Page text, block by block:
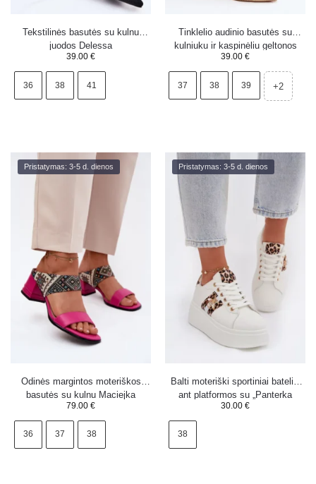
Tekstilinės basutės su kulnu
juodos Delessa
39.00 €
36 38 41
Tinklelio audinio basutės su
kulniuku ir kaspinėliu geltonos
spalvos Moona
39.00 €
37 38 39 +2
Pristatymas: 3-5 d. dienos
Odinės margintos moteriškos
basutės su kulnu Maciejka
K7522-15 fuksijos spalvos
79.00 €
36 37 38
Pristatymas: 3-5 d. dienos
Balti moteriški sportiniai bateliai
ant platformos su „Panterka
Palvessa“ segtuku
30.00 €
38